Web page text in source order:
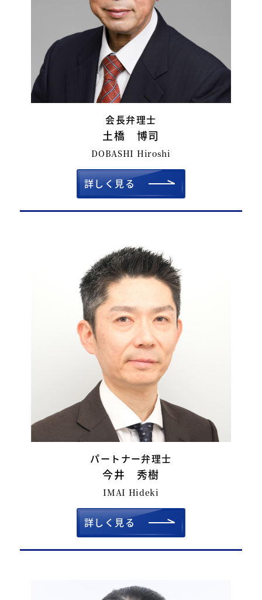
会長弁理士
土橋 博司
DOBASHI Hiroshi
詳しく見る
パートナー弁理士
今井 秀樹
IMAI Hideki
詳しく見る